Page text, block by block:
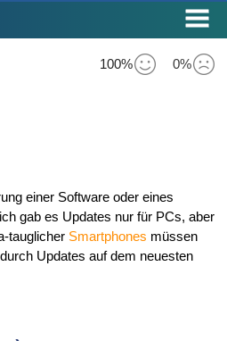
100% 0%
einer Software oder eines
gab es Updates nur für PCs, aber
tauglicher Smartphones müssen
Updates auf dem neuesten